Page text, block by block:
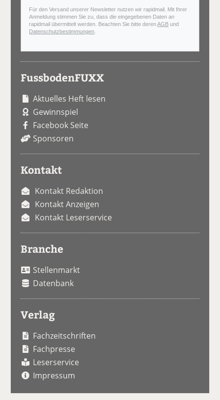
Für den Versand unserer Newsletter nutzen wir rapidmail. Mit Ihrer
Anmeldung stimmen Sie zu, dass die eingegebenen Daten an
rapidmail übermittelt werden. Beachten Sie bitte derenAGB und
Datenschutzbestimmungen
FussbodenFUXX
Aktuelles Heft lesen
Gewinnspiel
Facebook Seite
Sponsoren
Kontakt
Kontakt Redaktion
Kontakt Anzeigen
Kontakt Leserservice
Branche
Stellenmarkt
Datenbank
Verlag
Fachzeitschriften
Fachpresse
Leserservice
Impressum